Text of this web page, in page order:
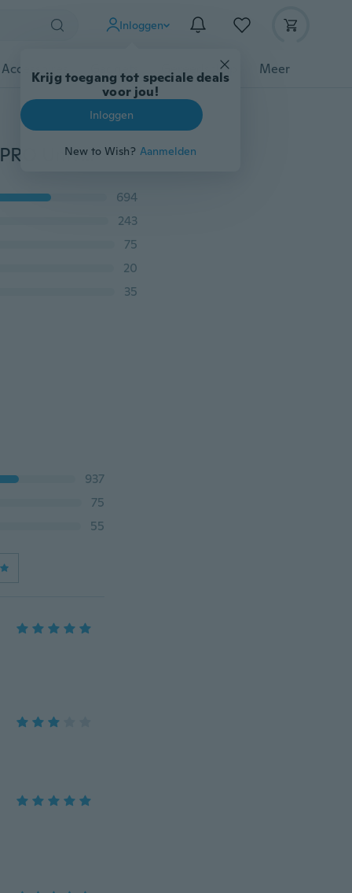
Inloggen
Krijg toegang tot speciale deals
voor jou!
Inloggen
New to Wish? Aanmelden
Gereedschap Meer
Digitale Batterij Capaciteit Tester Lcd-scherm BT-168 PRO Universele Elektronische Batterij Checker Elektronische Power Indicator Maatregel:
694
243
75
20
35
937
75
55